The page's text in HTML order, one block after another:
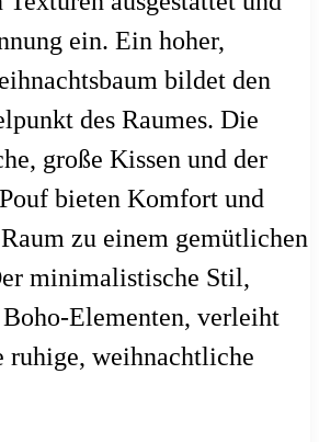
ein. Ein hoher,
bildet den
des Raumes. Die
große Kissen und der
bieten Komfort und
zu einem gemütlichen
minimalistische Stil,
Elementen, verleiht
ruhige, weihnachtliche